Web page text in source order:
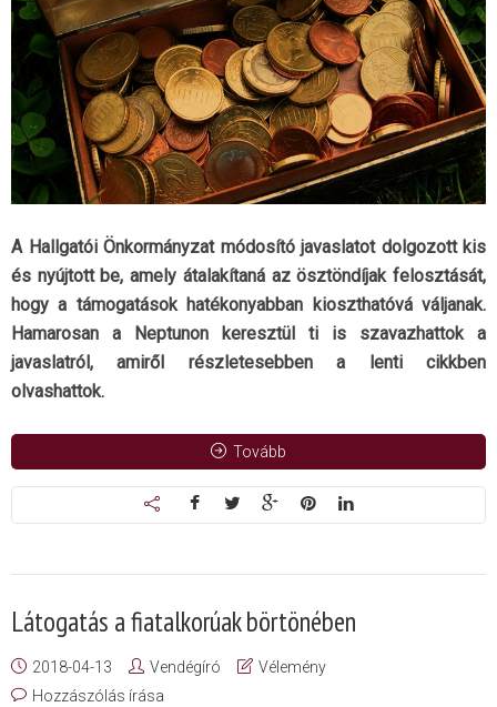
A Hallgatói Önkormányzat módosító javaslatot dolgozott kis
és nyújtott be, amely átalakítaná az ösztöndíjak felosztását,
hogy a támogatások hatékonyabban kioszthatóvá váljanak.
Hamarosan a Neptunon keresztül ti is szavazhattok a
javaslatról, amiről részletesebben a lenti cikkben
olvashattok.
Tovább
Látogatás a fiatalkorúak börtönében
2018-04-13 Vendégíró
Vélemény
Hozzászólás írása